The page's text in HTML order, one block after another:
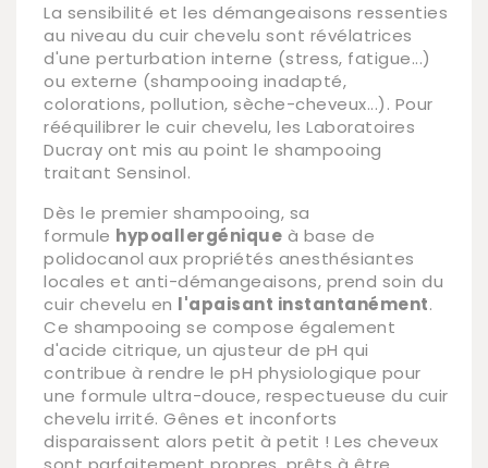
La sensibilité et les démangeaisons ressenties
au niveau du cuir chevelu sont révélatrices
d'une perturbation interne (stress, fatigue...)
ou externe (shampooing inadapté,
colorations, pollution, sèche-cheveux...). Pour
rééquilibrer le cuir chevelu, les Laboratoires
Ducray ont mis au point le shampooing
traitant Sensinol.
Dès le premier shampooing, sa
formule hypoallergénique à base de
polidocanol aux propriétés anesthésiantes
locales et anti-démangeaisons, prend soin du
cuir chevelu en l'apaisant instantanément.
Ce shampooing se compose également
d'acide citrique, un ajusteur de pH qui
contribue à rendre le pH physiologique pour
une formule ultra-douce, respectueuse du cuir
chevelu irrité. Gênes et inconforts
disparaissent alors petit à petit ! Les cheveux